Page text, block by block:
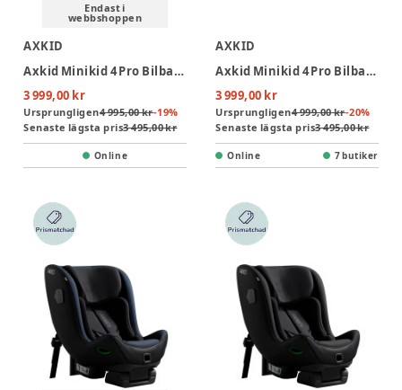
Endast i
webbshoppen
AXKID
Axkid Minikid 4 Pro Bilbarnstol - Forest Moss Green
3 999,00 kr
Ursprungligen4 995,00 kr-19%
Senaste lägsta pris3 495,00 kr
Online
AXKID
Axkid Minikid 4 Pro Bilbarnstol - Arctic Mist Grey
3 999,00 kr
Ursprungligen4 999,00 kr-20%
Senaste lägsta pris3 495,00 kr
Online 7 butiker